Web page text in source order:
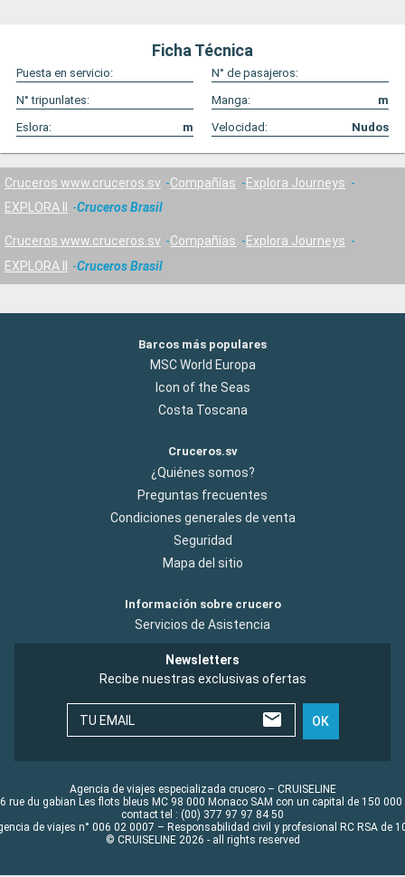
Ficha Técnica
Puesta en servicio:
N° de pasajeros:
N° tripunlates:
Manga:
m
Eslora:
m Velocidad: Nudos
Cruceros www.cruceros.sv Compañías
Explora Journeys
EXPLORA II
Cruceros Brasil
Cruceros www.cruceros.sv Compañías
Explora Journeys
EXPLORA II
Cruceros Brasil
Barcos más populares
MSC World Europa
Icon of the Seas
Costa Toscana
Cruceros.sv
¿Quiénes somos?
Preguntas frecuentes
Condiciones generales de venta
Seguridad
Mapa del sitio
Información sobre crucero
Servicios de Asistencia
Newsletters
Recibe nuestras exclusivas ofertas
TU EMAIL OK
Agencia de viajes especializada crucero – CRUISELINE
rue du gabian Les flots bleus MC 98 000 Monaco SAM con un capital de 150 000
contact tel : (00) 377 97 97 84 50
de viajes n° 006 02 0007 – Responsabilidad civil y profesional RC RSA de
© CRUISELINE 2026 - all rights reserved